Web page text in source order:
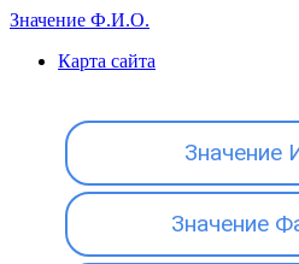
Значение Ф.И.О.
Карта сайта
Значение
Значение